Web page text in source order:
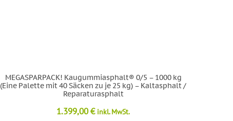
MEGASPARPACK! Kaugummiasphalt® 0/5 – 1000 kg
(Eine Palette mit 40 Säcken zu je 25 kg) – Kaltasphalt /
Reparaturasphalt
1.399,00€ inkl. MwSt.